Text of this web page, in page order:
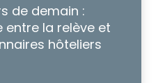
de demain :
entre la relève et
hôteliers